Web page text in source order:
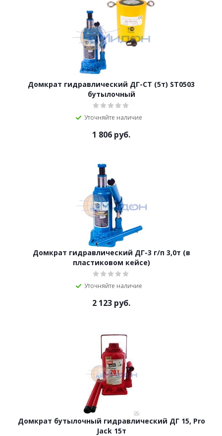
Домкрат гидравлический ДГ-CT (5т) ST0503
бутылочный
Уточняйте наличие
1 806 руб.
Домкрат гидравлический ДГ-3 г/п 3,0т (в
пластиковом кейсе)
Уточняйте наличие
2 123 руб.
Домкрат бутылочный гидравлический ДГ 15, Pro
Jack 15т